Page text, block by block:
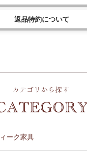
返品特約について
ーク家具